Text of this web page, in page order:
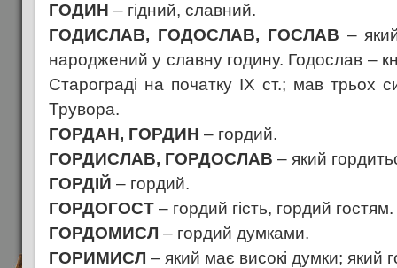
ГОДИН – гідний, славний.
ГОДИСЛАВ, ГОДОСЛАВ, ГОСЛАВ –
народжений у славну годину. Годослав –
Старограді на початку IX ст.; мав трьох
Трувора.
ГОРДАН, ГОРДИН – гордий.
ГОРДИСЛАВ, ГОРДОСЛАВ – який
ГОРДІЙ – гордий.
ГОРДОГОСТ – гордий гість, гордий
ГОРДОМИСЛ – гордий думками.
ГОРИМИСЛ – який має високі думки; який